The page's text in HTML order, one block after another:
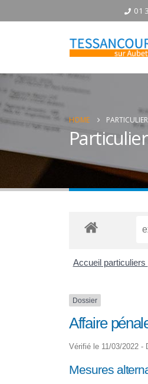
01
HOME
Accueil particuliers
Dossier
Affaire
Vérifié le 11/03/2022 -
Mesures